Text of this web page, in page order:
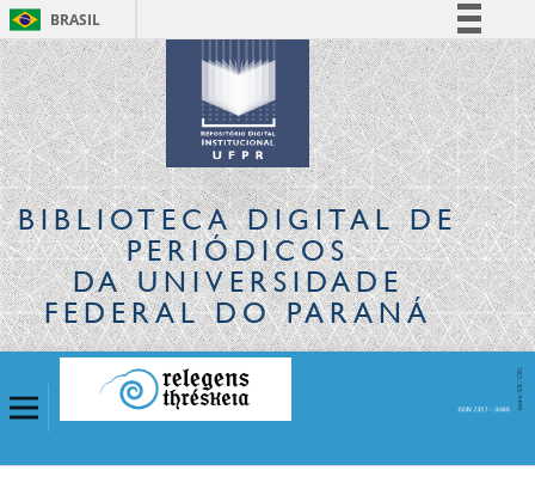
BRASIL
Simplifique!
Comunica BR
Participe
Acesso à informação
Legislação
Canais
BIBLIOTECA DIGITALDE
PERIÓDICOS
DA UNIVERSIDADE
FEDERAL DO PARANÁ